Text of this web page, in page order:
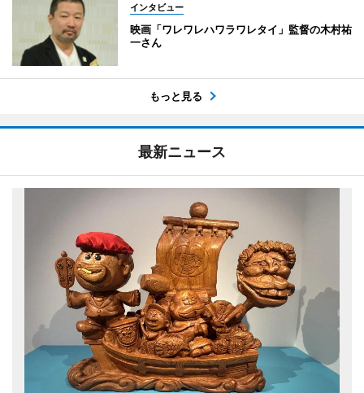
インタビュー
映画「ワレワレハワラワレタイ」監督の木村祐
一さん
もっと見る
最新ニュース